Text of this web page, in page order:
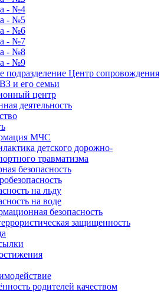
- №4
- №5
- №6
- №7
- №8
- №9
подразделение Центр сопровождения
и его семьи
центр
деятельность
МЧС
детского дорожно-
травматизма
безопасность
на льду
на воде
безопасность
защищенность
родителей качеством